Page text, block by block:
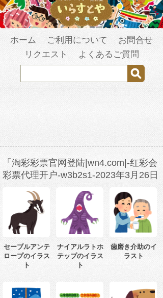
ホーム ご利用について
お問合せ
リクエスト
よくあるご質問
「淘彩彩票官网登陆|wn4.com|-红彩会
彩票代理开户-w3b2s1-2023年3月26日
3时42分46秒-bj9eauedp.com」の検索
セーブルアンテ
ロープのイラス
ト
ナイアルラトホ
テップのイラス
ト
歯磨き介助のイ
ラスト